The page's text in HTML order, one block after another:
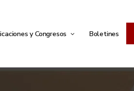
y Congresos Boletines